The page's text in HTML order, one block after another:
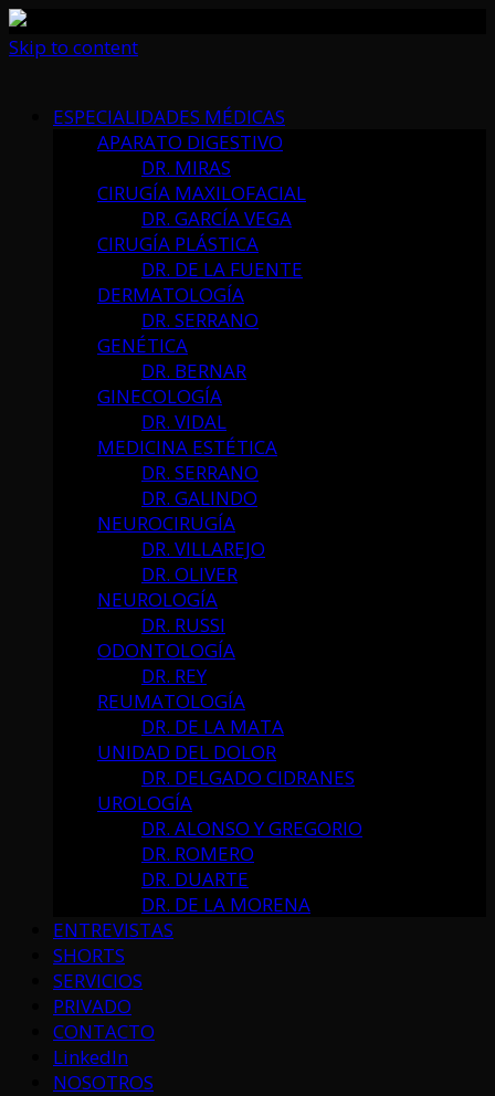
Skip to content
ESPECIALIDADES MÉDICAS
APARATO DIGESTIVO
DR. MIRAS
CIRUGÍA MAXILOFACIAL
DR. GARCÍA VEGA
CIRUGÍA PLÁSTICA
DR. DE LA FUENTE
DERMATOLOGÍA
DR. SERRANO
GENÉTICA
DR. BERNAR
GINECOLOGÍA
DR. VIDAL
MEDICINA ESTÉTICA
DR. SERRANO
DR. GALINDO
NEUROCIRUGÍA
DR. VILLAREJO
DR. OLIVER
NEUROLOGÍA
DR. RUSSI
ODONTOLOGÍA
DR. REY
REUMATOLOGÍA
DR. DE LA MATA
UNIDAD DEL DOLOR
DR. DELGADO CIDRANES
UROLOGÍA
DR. ALONSO Y GREGORIO
DR. ROMERO
DR. DUARTE
DR. DE LA MORENA
ENTREVISTAS
SHORTS
SERVICIOS
PRIVADO
CONTACTO
LinkedIn
NOSOTROS